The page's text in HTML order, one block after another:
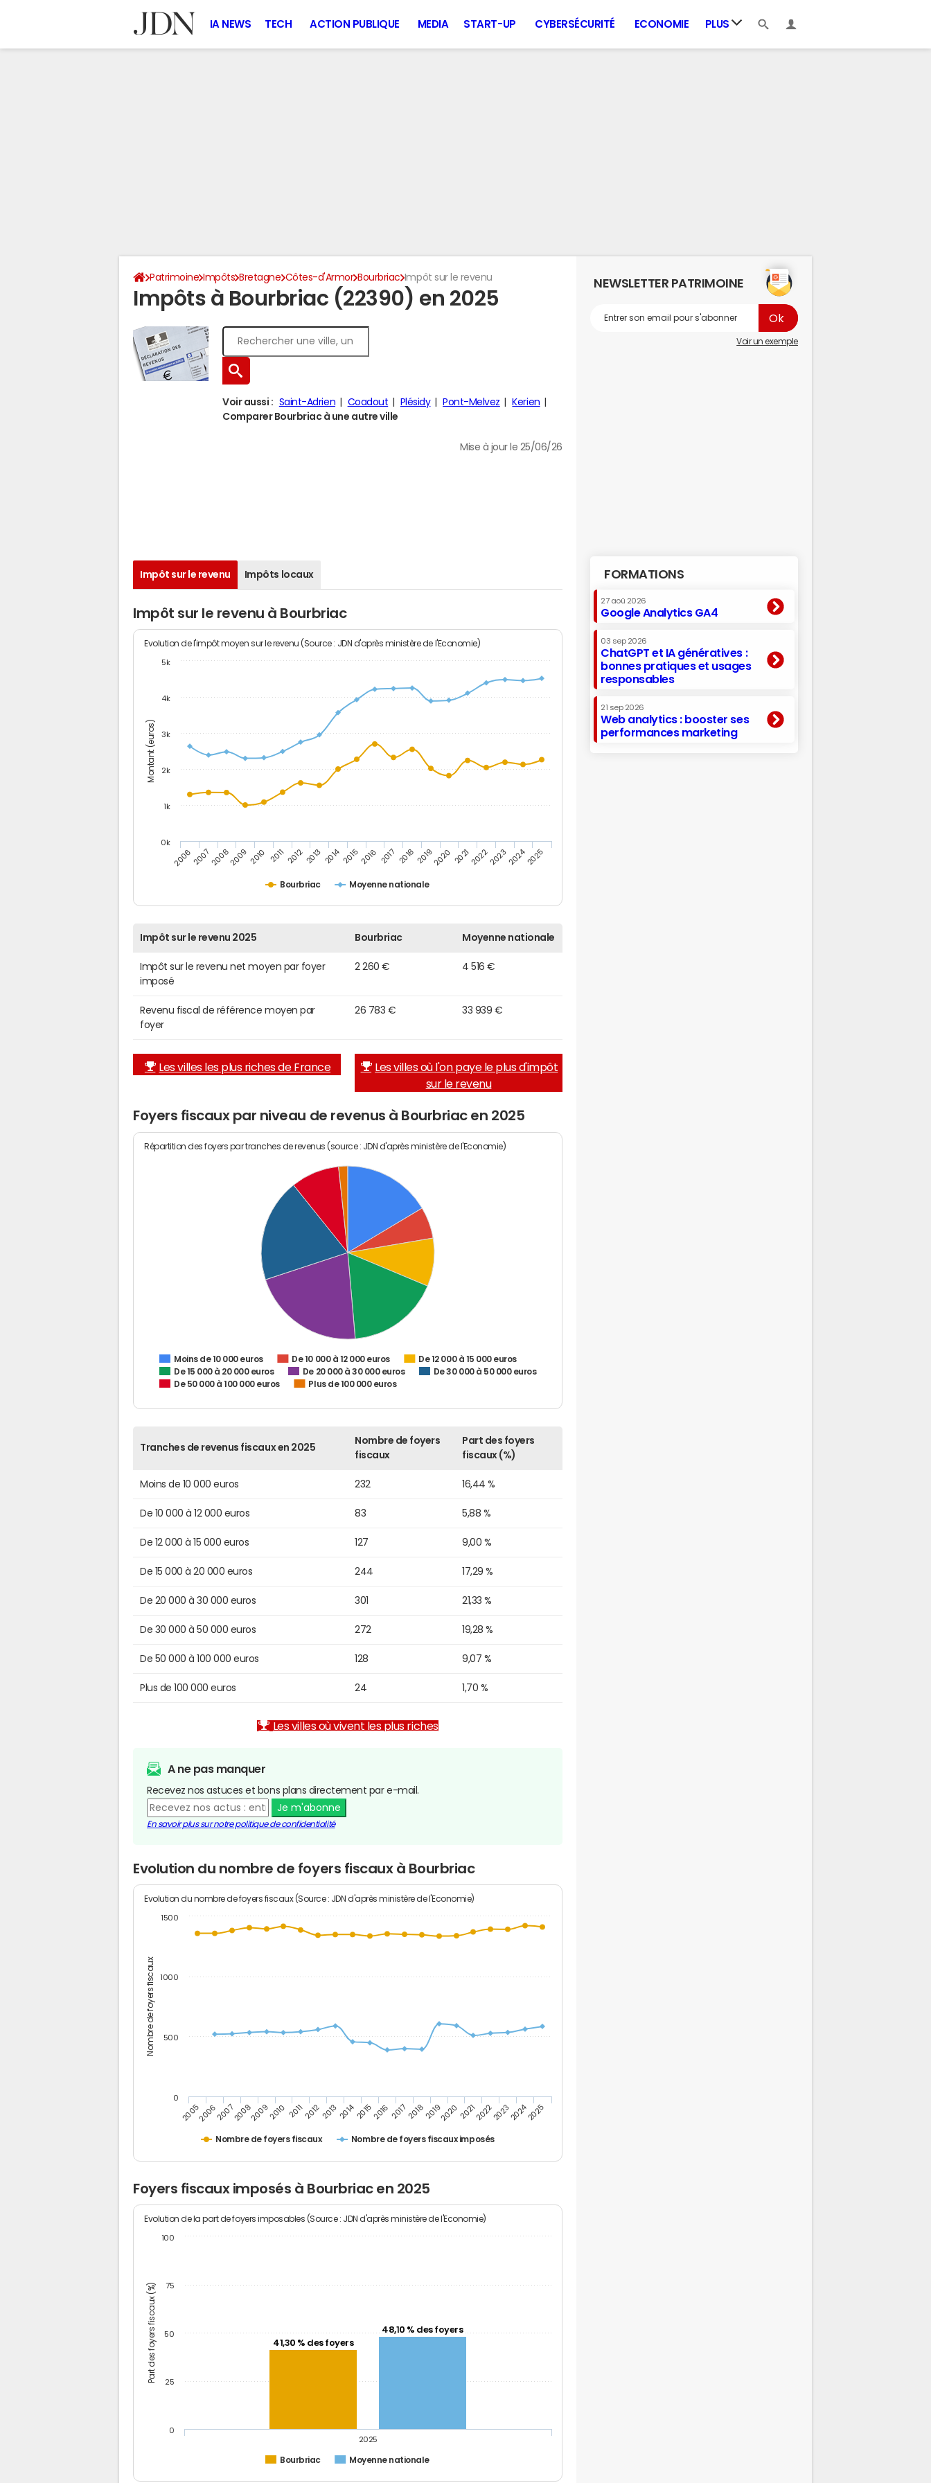
IA NEWS TECH ACTION PUBLIQUE MEDIA START-UP CYBERSÉCURITÉ ECONOMIE PLUS
Patrimoine Impôts Bretagne Côtes-d'Armor Bourbriac Impôt sur le revenu
Impôts à Bourbriac (22390) en 2025
Voir aussi : Saint-Adrien Coadout Plésidy Pont-Melvez
Kerien
Comparer Bourbriac à une autre ville
Mise à jour le 25/06/26
Impôt sur le revenu Impôts locaux
Impôt sur le revenu à Bourbriac
Montant (euros)
Evolution de l'impôt moyen sur le revenu (Source : JDN d'après ministère de l'Economie)
Bourbriac Moyenne nationale
20062007200820092010 2011 20122013 201420152016 2017 201820192020 20212022202320242025
0k
1k
2k
3k
4k
5k
Impôt sur le revenu 2025 Bourbriac Moyenne nationale
Impôt sur le revenu net moyen par foyer
imposé
2 260 € 4 516 €
Revenu fiscal de référence moyen par
foyer
26 783 € 33 939 €
Les villes les plus riches de France
Les villes où l'on paye le plus d'impôt
sur le revenu
Foyers fiscaux par niveau de revenus à Bourbriac en 2025
Répartition des foyers par tranches de revenus (source : JDN d'après ministère de l'Economie)
Moins de 10 000 euros De 10 000 à 12 000 euros
De 12 000 à 15 000 euros
De 15 000 à 20 000 euros
De 20 000 à 30 000 euros
De 30 000 à 50 000 euros
De 50 000 à 100 000 euros
Plus de 100 000 euros
Tranches de revenus fiscaux en 2025
Nombre de foyers
fiscaux
Part des foyers
fiscaux (%)
Moins de 10 000 euros 232 16,44 %
De 10 000 à 12 000 euros 83 5,88 %
De 12 000 à 15 000 euros 127 9,00 %
De 15 000 à 20 000 euros 244 17,29 %
De 20 000 à 30 000 euros 301 21,33 %
De 30 000 à 50 000 euros 272 19,28 %
De 50 000 à 100 000 euros 128 9,07 %
Plus de 100 000 euros 24 1,70 %
Les villes où vivent les plus riches
A ne pas manquer
Recevez nos astuces et bons plans directement par e-mail.
Je m'abonne
En savoir plus sur notre politique de confidentialité
Evolution du nombre de foyers fiscaux à Bourbriac
Nombre de foyers fiscaux
Evolution du nombre de foyers fiscaux (Source : JDN d'après ministère de l'Economie)
Nombre de foyers fiscaux Nombre de foyers fiscaux imposés
200520062007200820092010 201120122013201420152016 201720182019202020212022202320242025
0
500
1000
1500
Foyers fiscaux imposés à Bourbriac en 2025
Part des foyers fiscaux (%)
Evolution de la part de foyers imposables (Source : JDN d'après ministère de l'Economie)
41,30 % des foyers
48,10 % des foyers
Bourbriac Moyenne nationale
2025
0
25
50
75
100
NEWSLETTER PATRIMOINE
Voir un exemple
FORMATIONS
27 aoû 2026
Google Analytics GA4
03 sep 2026
ChatGPT et IA génératives :
bonnes pratiques et usages
responsables
21 sep 2026
Web analytics : booster ses
performances marketing